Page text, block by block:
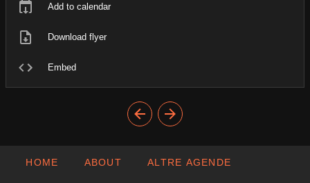
Add to calendar
Download flyer
Embed
HOME ABOUT ALTRE AGENDE